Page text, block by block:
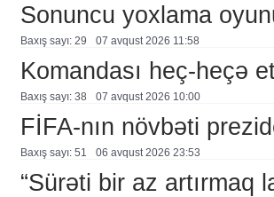
Sonuncu yoxlama
Baxış sayı: 29 07 avqust 2026 11:58
Komandası heç-heçə
Baxış sayı: 38 07 avqust 2026 10:00
FİFA-nın növbəti
Baxış sayı: 51 06 avqust 2026 23:53
“Sürəti bir az artırmaq